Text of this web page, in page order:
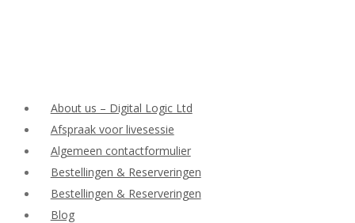
About us – Digital Logic Ltd
Afspraak voor livesessie
Algemeen contactformulier
Bestellingen & Reserveringen
Bestellingen & Reserveringen
Blog